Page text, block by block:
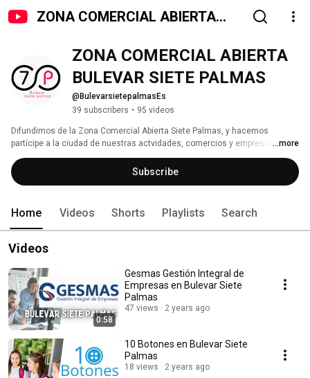
ZONA COMERCIAL ABIERTA
ZONA COMERCIAL ABIERTA
BULEVAR SIETE PALMAS
@BulevarsietepalmasEs
39 subscribers • 95 videos
Difundimos de la Zona Comercial Abierta Siete Palmas, y hacemos
partícipe a la ciudad de nuestras actvidades, comercios y empresas. ...more
Subscribe
Home Videos Shorts Playlists Search
Videos
0:58
Gesmas Gestión Integral de
Empresas en Bulevar Siete
Palmas
47 views 2 years ago
10 Botones en Bulevar Siete
Palmas
18 views 2 years ago